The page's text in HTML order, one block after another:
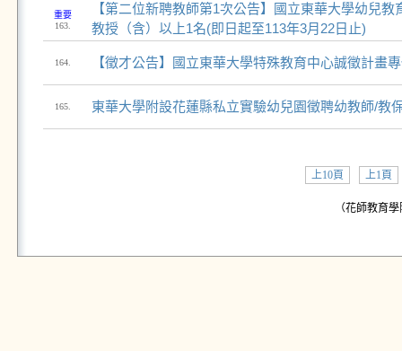
重要
163.
【第二位新聘教師第1次公告】國立東華大學幼兒
教授（含）以上1名(即日起至113年3月22日止)
164. 【徵才公告】國立東華大學特殊教育中心誠徵計畫
165. 東華大學附設花蓮縣私立實驗幼兒園徵聘幼教師/教
上10頁 上1頁
（花師教育